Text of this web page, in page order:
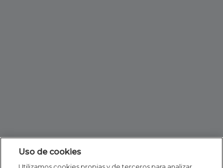
Uso de cookies